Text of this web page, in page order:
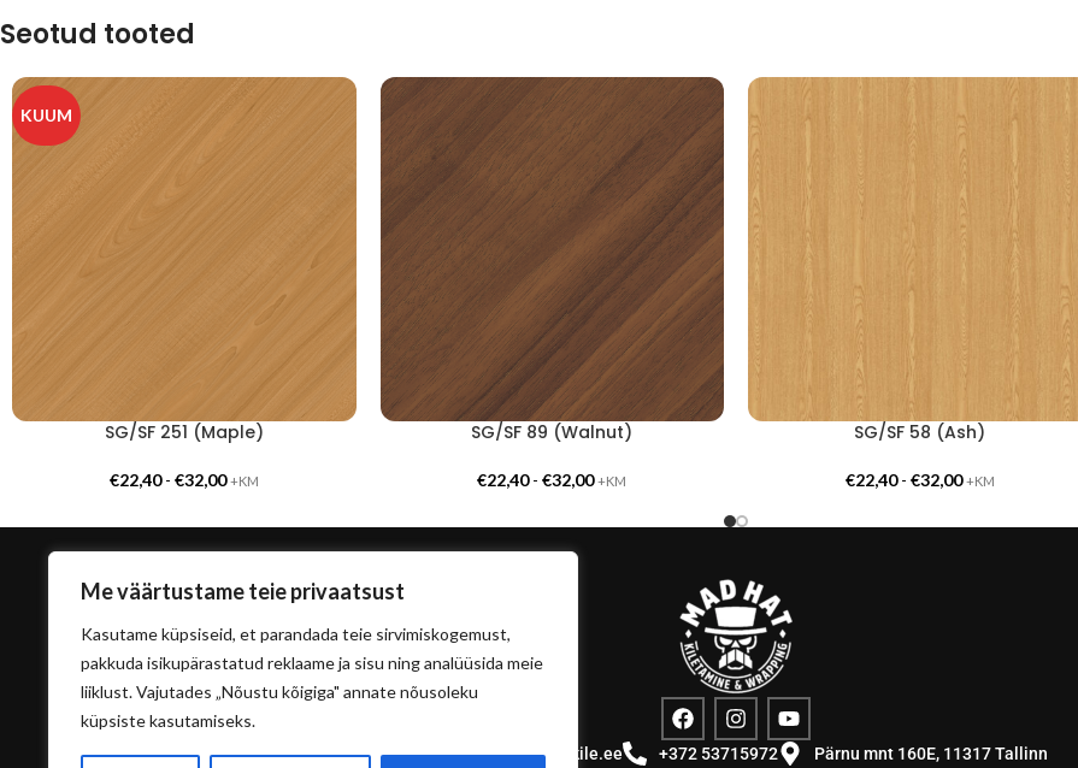
Me väärtustame teie privaatsust
Kasutame küpsiseid, et parandada teie sirvimiskogemust,
pakkuda isikupärastatud reklaame ja sisu ning analüüsida meie
liiklust. Vajutades „Nõustu kõigiga" annate nõusoleku
küpsiste kasutamiseks.
Seotud tooted
KUUM
SG/SF 251 (Maple)
€22,40- €32,00 +KM
SG/SF 89 (Walnut)
€22,40-€32,00 +KM
SG/SF 58 (Ash)
€22,40- €32,00 +KM
info@sisustuskile.ee +372 53715972 Pärnu mnt 160E, 11317 Tallinn